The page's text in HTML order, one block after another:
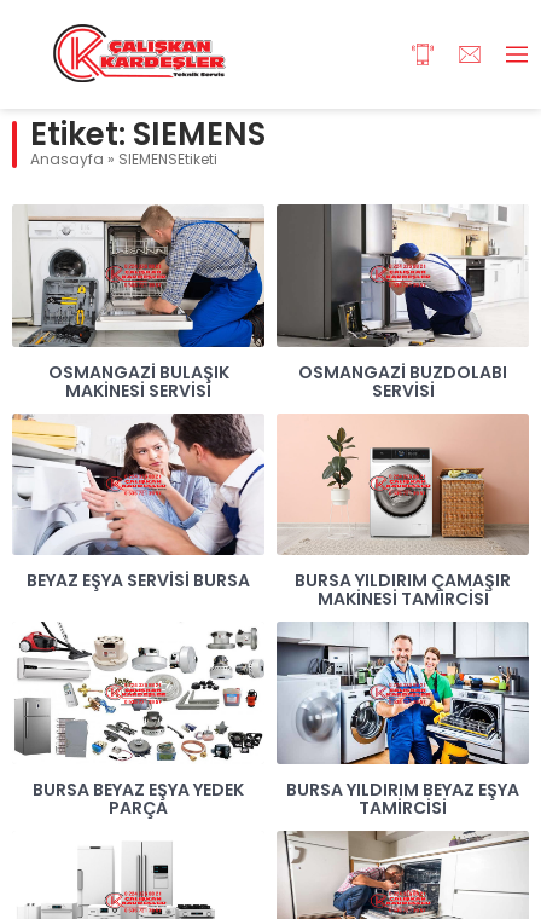
Etiket: SIEMENS
Anasayfa » SIEMENSEtiketi
OSMANGAZI BULAŞIK
MAKINESI SERVISI
OSMANGAZI BUZDOLABI
SERVISI
BEYAZ EŞYA SERVISI BURSA
BURSA YILDIRIM ÇAMAŞIR
MAKINESI TAMIRCISI
BURSA BEYAZ EŞYA YEDEK
PARÇA
BURSA YILDIRIM BEYAZ EŞYA
TAMIRCISI